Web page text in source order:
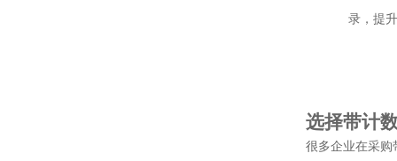
录，提
选择带计
很多企业在采购